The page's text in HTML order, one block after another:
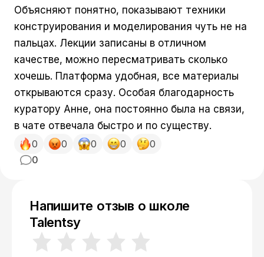
Объясняют понятно, показывают техники
конструирования и моделирования чуть не на
пальцах. Лекции записаны в отличном
качестве, можно пересматривать сколько
хочешь. Платформа удобная, все материалы
открываются сразу. Особая благодарность
куратору Анне, она постоянно была на связи,
в чате отвечала быстро и по существу.
0
0 0 0 0 0
Напишите отзыв о школе
Talentsy